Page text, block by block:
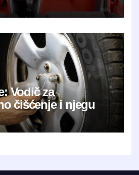
Vodič za
čišćenje i njegu